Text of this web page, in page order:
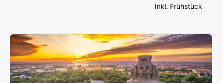
Inkl. Frühstück